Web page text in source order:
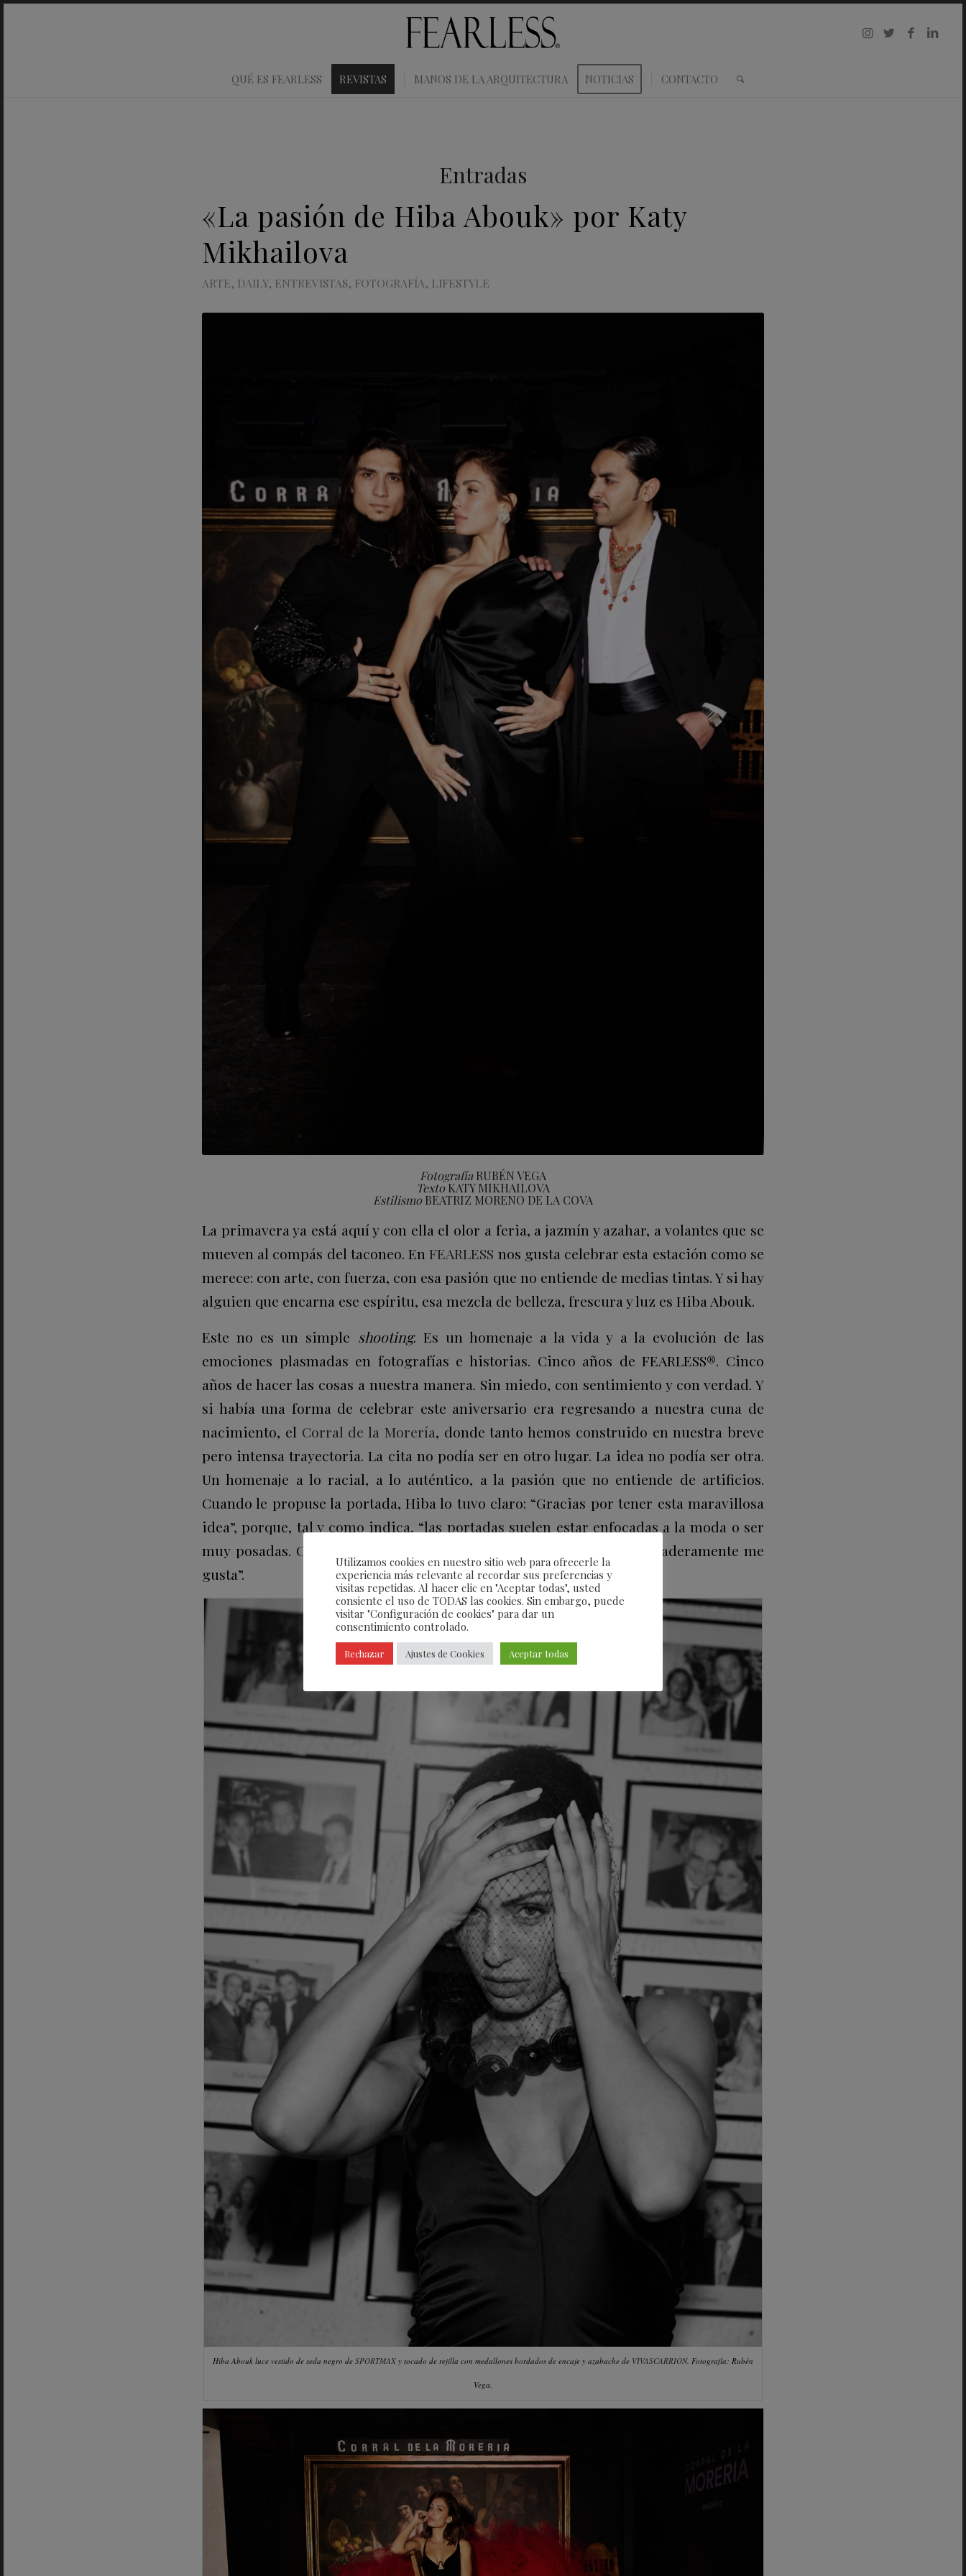
QUÉ ES FEARLESS REVISTAS MANOS DE LA ARQUITECTURA NOTICIAS CONTACTO
Entradas
«La pasión de Hiba Abouk» por Katy
Mikhailova
ARTE, DAILY, ENTREVISTAS, FOTOGRAFÍA, LIFESTYLE
Fotografía RUBÉN VEGA
TextoKATY MIKHAILOVA
EstilismoBEATRIZ MORENO DE LA COVA
La primavera ya está aquí y con ella el olor a feria, a jazmín y azahar, a volantes que se
mueven al compás del taconeo. EnFEARLESS nos gusta celebrar esta estación como se
merece: con arte, con fuerza, con esa pasión que no entiende de medias tintas. Y si hay
alguien que encarna ese espíritu, esa mezcla de belleza, frescura y luz es Hiba Abouk.
Este no es un simple shooting. Es un homenaje a la vida y a la evolución de las
emociones plasmadas en fotografías e historias. Cinco años de FEARLESS®. Cinco
años de hacer las cosas a nuestra manera. Sin miedo, con sentimiento y con verdad. Y
si había una forma de celebrar este aniversario era regresando a nuestra cuna de
nacimiento, el Corral de la Morería, donde tanto hemos construido en nuestra breve
pero intensa trayectoria. La cita no podía ser en otro lugar. La idea no podía ser otra.
Un homenaje a lo racial, a lo auténtico, a la pasión que no entiende de artificios.
Cuando le propuse la portada, Hiba lo tuvo claro: “Gracias por tener esta maravillosa
idea”, porque, tal y como indica, “las portadas suelen estar enfocadas a la moda o ser
muy posadas. Con esto, has sabido llegar a la esencia de lo que verdaderamente me
gusta”.
Hiba Abouk luce vestido de seda negro de SPORTMAX y tocado de rejilla con medallones bordados de encaje y azabache de VIVASCARRION. Fotografía: Rubén
Vega.
Utilizamos cookies en nuestro sitio web para ofrecerle la
experiencia más relevante al recordar sus preferencias y
visitas repetidas. Al hacer clic en "Aceptar todas", usted
consiente el uso de TODAS las cookies. Sin embargo, puede
visitar "Configuración de cookies" para dar un
consentimiento controlado.
Rechazar Ajustes de Cookies Aceptar todas